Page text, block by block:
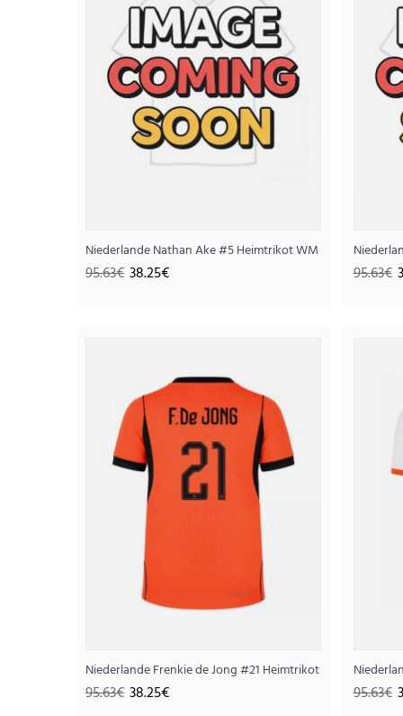
SALE
SALE
Niederlande Nathan Ake #5 Heimtrikot WM 2026 Kurzarm
95.63€ 38.25€ 95.63€
Niederlande Frenkie de Jong #21 Heimtrikot WM 2026
95.63€ 38.25€ 95.63€